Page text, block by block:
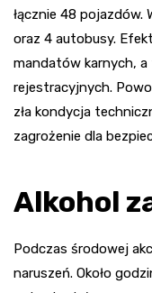
łącznie 48 pojazdów.
oraz 4 autobusy.
mandatów karnych,
rejestracyjnych.
zła kondycja
zagrożenie dla
Alkohol
Podczas środowej
naruszeń. Około